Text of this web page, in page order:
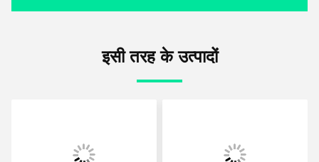
इसी तरह के उत्पादों